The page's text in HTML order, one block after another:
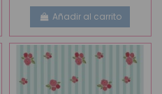
Añadir al carrito